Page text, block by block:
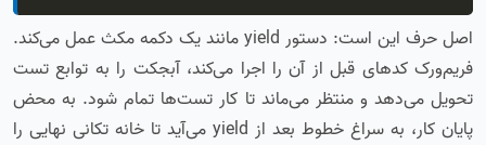
اصل حرف این است: دستور yield مانند یک دکمه مکث عمل می‌کند.
فریم‌ورک کدهای قبل از آن را اجرا می‌کند، آبجکت را به توابع تست
تحویل می‌دهد و منتظر می‌ماند تا کار تست‌ها تمام شود. به محض
پایان کار، به سراغ خطوط بعد از yield می‌آید تا خانه تکانی نهایی را